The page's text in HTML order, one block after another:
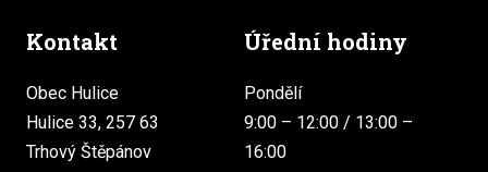
Kontakt
Obec Hulice
Hulice 33, 257 63
Trhový Štěpánov
Úřední hodiny
Pondělí
9:00 – 12:00 / 13:00 –
16:00